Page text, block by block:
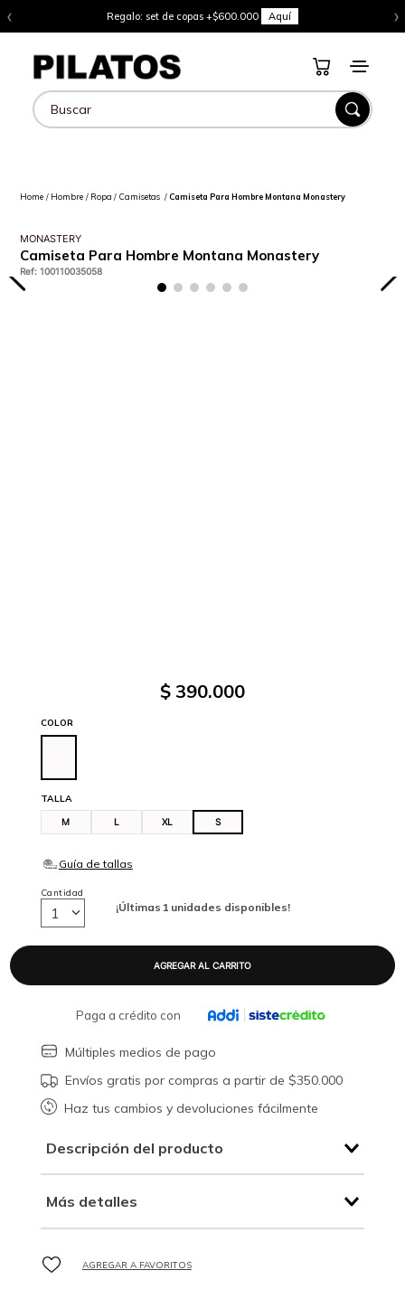
‹ Regalo: set de copas +$600.000 Aquí ›
Buscar
Hombre Ropa Camisetas Camiseta Para Hombre Montana Monastery
MONASTERY
Camiseta Para Hombre Montana Monastery
Ref:100110035058
$ 390.000
TALLA
M L XL S
COLOR
¡Últimas 1 unidades disponibles!
Cantidad
1
Paga a crédito con
Múltiples medios de pago
Envíos gratis por compras a partir de $350.000
Haz tus cambios y devoluciones fácilmente
Descripción del producto
Más detalles